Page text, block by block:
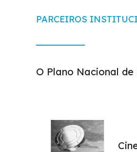
PARCEIROS
O Plano Nacional